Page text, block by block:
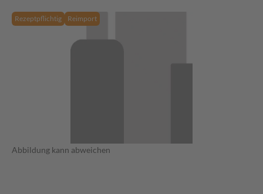
Rezeptpflichtig Reimport
Abbildung kann abweichen